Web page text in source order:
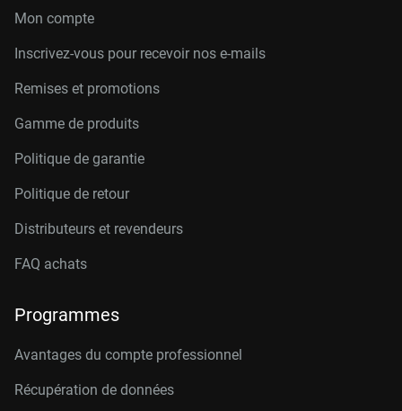
Mon compte
Inscrivez-vous pour recevoir nos e-mails
Remises et promotions
Gamme de produits
Politique de garantie
Politique de retour
Distributeurs et revendeurs
FAQ achats
Programmes
Avantages du compte professionnel
Récupération de données